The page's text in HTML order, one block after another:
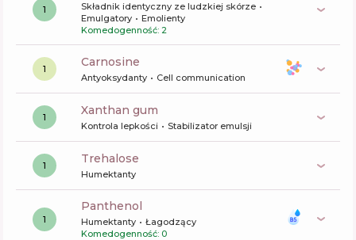
1
Składnik identyczny ze ludzkiej skórze
Emulgatory
Emolienty
Komedogenność: 2
1 carnosine
Antyoksydanty Cell communication
1 xanthan gum
Kontrola lepkości Stabilizator emulsji
1 trehalose
Humektanty
1
panthenol
Humektanty
Łagodzący
Komedogenność: 0